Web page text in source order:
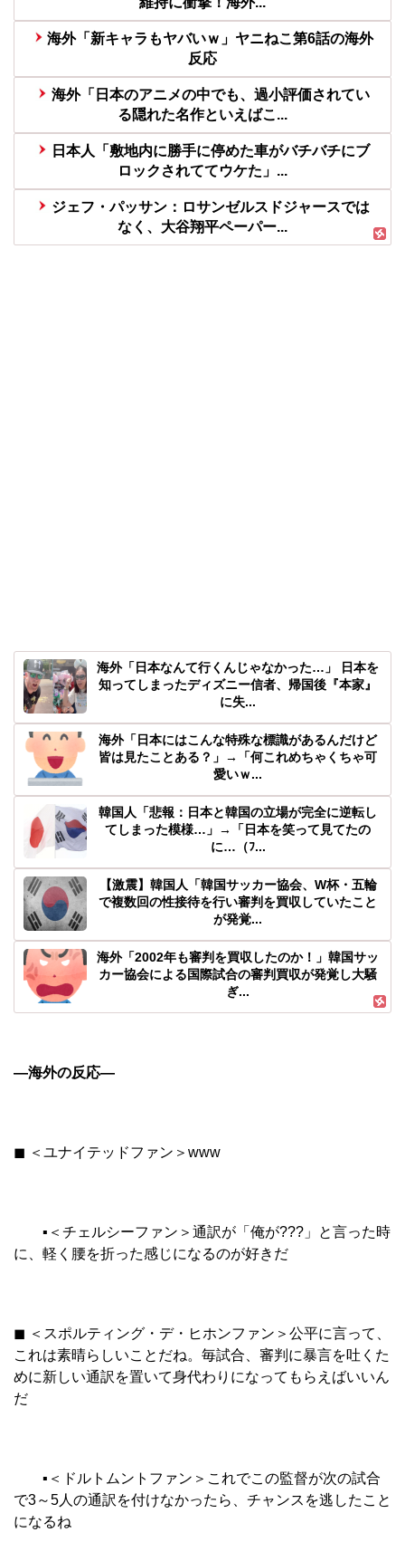
海外「新キャラもヤバいｗ」ヤニねこ第6話の海外
反応
海外「日本のアニメの中でも、過小評価されてい
る隠れた名作といえばこ...
日本人「敷地内に勝手に停めた車がバチバチにブ
ロックされててウケた」...
ジェフ・パッサン：ロサンゼルスドジャースでは
なく、大谷翔平ペーパー...
海外「日本なんて行くんじゃなかった…」 日本を
知ってしまったディズニー信者、帰国後『本家』
に失...
海外「日本にはこんな特殊な標識があるんだけど
皆は見たことある？」→「何これめちゃくちゃ可
愛いｗ...
韓国人「悲報：日本と韓国の立場が完全に逆転し
てしまった模様…」→「日本を笑って見てたの
に…（ﾌ...
【激震】韓国人「韓国サッカー協会、W杯・五輪
で複数回の性接待を行い審判を買収していたこと
が発覚...
海外「2002年も審判を買収したのか！」韓国サッ
カー協会による国際試合の審判買収が発覚し大騒
ぎ...
―海外の反応―
◼︎ ＜ユナイテッドファン＞www
▪︎＜チェルシーファン＞通訳が「俺が???」と言った時
に、軽く腰を折った感じになるのが好きだ
◼︎ ＜スポルティング・デ・ヒホンファン＞公平に言って、
これは素晴らしいことだね。毎試合、審判に暴言を吐くた
めに新しい通訳を置いて身代わりになってもらえばいいん
だ
▪︎＜ドルトムントファン＞これでこの監督が次の試合
で3～5人の通訳を付けなかったら、チャンスを逃したこと
になるね